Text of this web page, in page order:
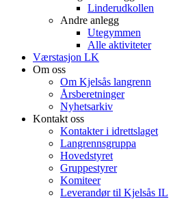
Linderudkollen
Andre anlegg
Utegymmen
Alle aktiviteter
Værstasjon LK
Om oss
Om Kjelsås langrenn
Årsberetninger
Nyhetsarkiv
Kontakt oss
Kontakter i idrettslaget
Langrennsgruppa
Hovedstyret
Gruppestyrer
Komiteer
Leverandør til Kjelsås IL